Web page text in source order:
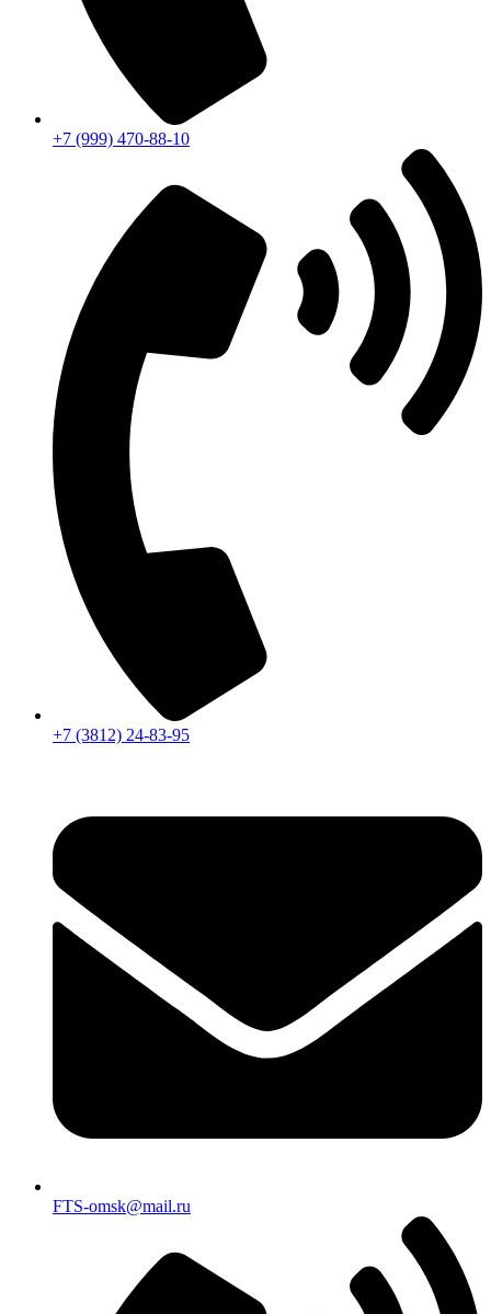
+7 (999) 470-88-10
+7 (3812) 24-83-95
FTS-omsk@mail.ru